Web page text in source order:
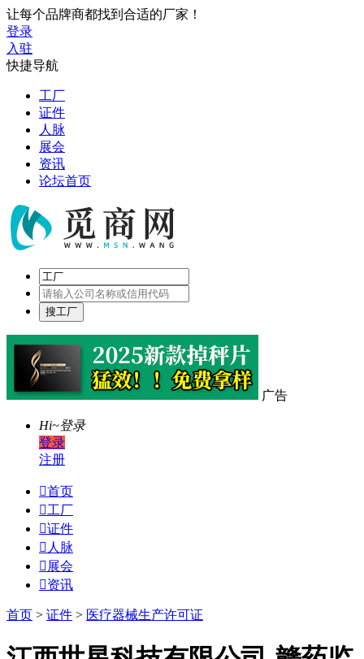
让每个品牌商都找到合适的厂家！
登录
入驻
快捷导航
工厂
证件
人脉
展会
资讯
论坛首页
广告
Hi~登录
登录
注册
首页
工厂
证件
 人脉
 展会
资讯
首页 > 证件 > 医疗器械生产许可证